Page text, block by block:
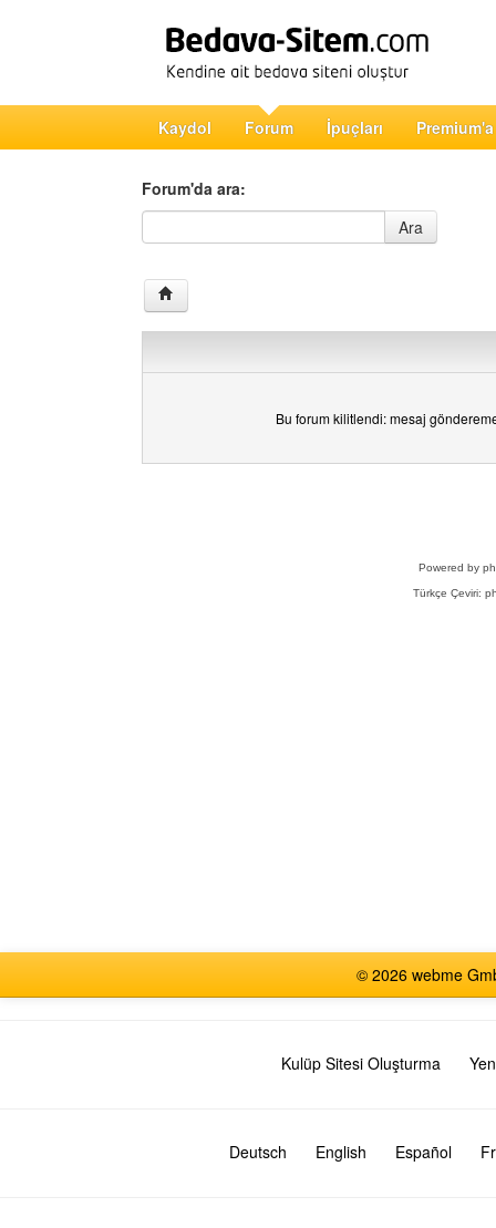
Kaydol Forum İpuçları
Forum'da ara:
Forum'da ara
Ara
Bu forum kilitlendi: mesaj
Powered by
Türkçe Çeviri:
© 2026 webme
Kulüp Sitesi Oluşturma
Deutsch English Español